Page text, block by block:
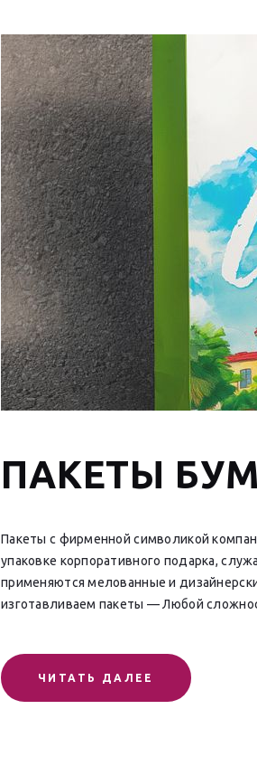
ПАКЕТЫ
Пакеты с фирменной символикой
упаковке корпоративного подарка,
применяются мелованные и
изготавливаем пакеты — Любой
ЧИТАТЬ ДАЛЕЕ